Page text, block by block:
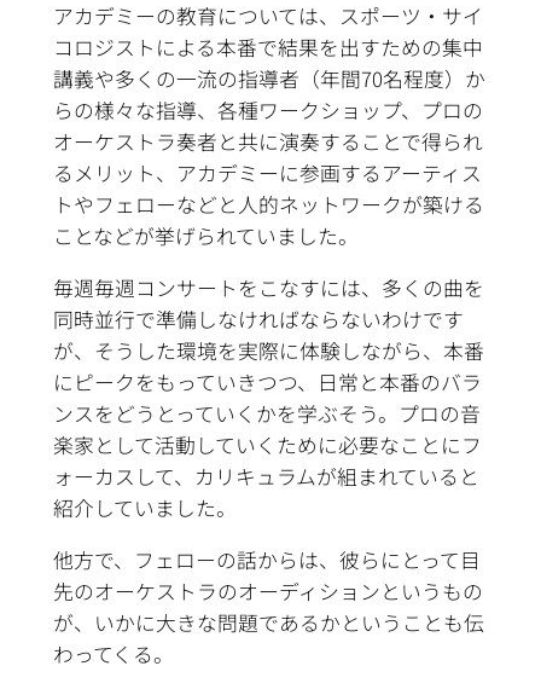
アカデミーの教育については、スポーツ・サイ
コロジストによる本番で結果を出すための集中
講義や多くの一流の指導者（年間70名程度）か
らの様々な指導、各種ワークショップ、プロの
オーケストラ奏者と共に演奏することで得られ
るメリット、アカデミーに参画するアーティス
トやフェローなどと人的ネットワークが築ける
ことなどが挙げられていました。
毎週毎週コンサートをこなすには、多くの曲を
同時並行で準備しなければならないわけです
が、そうした環境を実際に体験しながら、本番
にピークをもっていきつつ、日常と本番のバラ
ンスをどうとっていくかを学ぶそう。プロの音
楽家として活動していくために必要なことにフ
ォーカスして、カリキュラムが組まれていると
紹介していました。
他方で、フェローの話からは、彼らにとって目
先のオーケストラのオーディションというもの
が、いかに大きな問題であるかということも伝
わってくる。